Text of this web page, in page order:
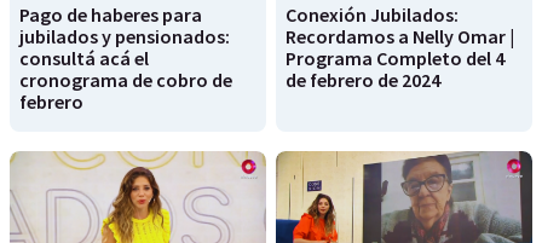
Pago de haberes para
jubilados y pensionados:
consultá acá el
cronograma de cobro de
febrero
Conexión Jubilados:
Recordamos a Nelly Omar |
Programa Completo del 4
de febrero de 2024